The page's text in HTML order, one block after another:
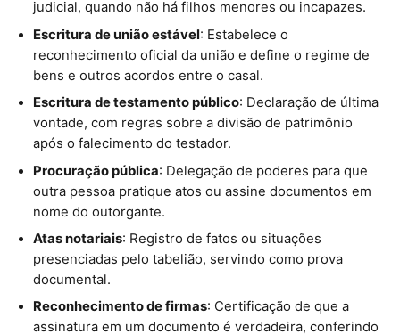
judicial, quando não há filhos menores ou incapazes.
Escritura de união estável: Estabelece o
reconhecimento oficial da união e define o regime de
bens e outros acordos entre o casal.
Escritura de testamento público: Declaração de última
vontade, com regras sobre a divisão de patrimônio
após o falecimento do testador.
Procuração pública: Delegação de poderes para que
outra pessoa pratique atos ou assine documentos em
nome do outorgante.
Atas notariais: Registro de fatos ou situações
presenciadas pelo tabelião, servindo como prova
documental.
Reconhecimento de firmas: Certificação de que a
assinatura em um documento é verdadeira, conferindo